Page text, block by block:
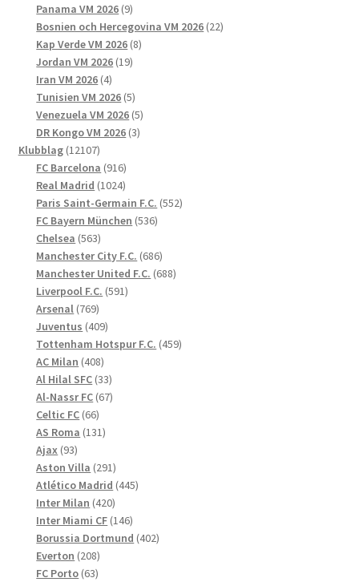
produkter
Panama VM 2026 99
produkter
Bosnien och Hercegovina VM 2026 2222
Kap Verde VM 2026 88
Jordan VM 2026 1919
Iran VM 2026 44
produkter
Tunisien VM 2026 55
produkter
Venezuela VM 2026 55
DR Kongo VM 2026 33
Klubblag 1210712107
produkter
FC Barcelona 916916
produkter
Real Madrid 10241024
produkter
Paris Saint-Germain F.C. 552552
FC Bayern München 536536
Chelsea 563563
produkter
Manchester City F.C. 686686
produkter
Manchester United F.C. 688688
Liverpool F.C. 591591
Arsenal 769769
produkter
Juventus 409409
produkter
Tottenham Hotspur F.C. 459459
AC Milan 408408
produkter
Al Hilal SFC 3333
produkter
Al-Nassr FC 6767
Celtic FC 6666
produkter
AS Roma 131131
Ajax 9393
produkter
Aston Villa 291291
produkter
Atlético Madrid 445445
Inter Milan 420420
produkter
Inter Miami CF 146146
produkter
Borussia Dortmund 402402
Everton 208208
produkter
FC Porto 6363